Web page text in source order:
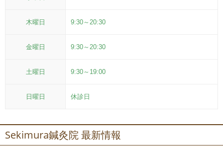
木曜日 9:30～20:30
金曜日 9:30～20:30
土曜日 9:30～19:00
日曜日 休診日
Sekimura鍼灸院 最新情報